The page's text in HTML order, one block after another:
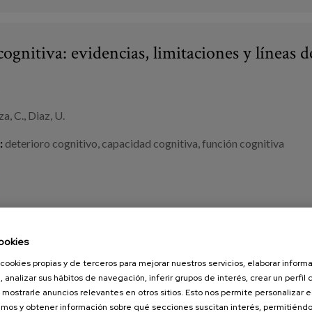
evidencias, limitaciones y líneas
C., Diaz, U.
deterioro cognitivo, capacidad cognitiva,función cognitiva
Games for Healthy Elderly People in a
propias y de terceros para mejorar nuestros servicios, elaborar
analizar sus hábitos de navegación, inferir grupos de interés, crear un perfil
anuncios relevantes en otros sitios. Esto nos permite personalizar
y obtener información sobre qué secciones suscitan interés,